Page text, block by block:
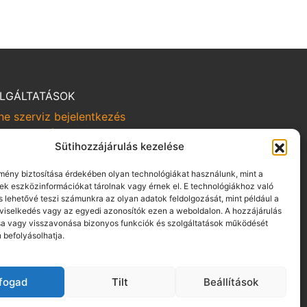
Sütihozzájárulás kezelése
biztosítása érdekében olyan technológiákat használunk, mint a
eszközinformációkat tárolnak vagy érnek el. E technológiákhoz való
lehetővé teszi számunkra az olyan adatok feldolgozását, mint például a
vagy az egyedi azonosítók ezen a weboldalon. A hozzájárulás
vagy visszavonása bizonyos funkciók és szolgáltatások működését
befolyásolhatja.
Tilt Beállítások
szerviz bejelentkezés
kampányok
viszem
irányelvek
szabályzat
pénzügyi szolgáltatás közvetítésére
szabályzat
gépjármű bérbeadásra